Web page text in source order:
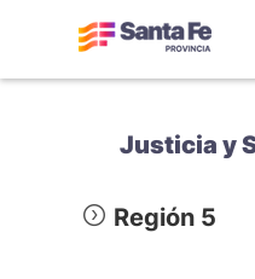
Justicia y
Región 5